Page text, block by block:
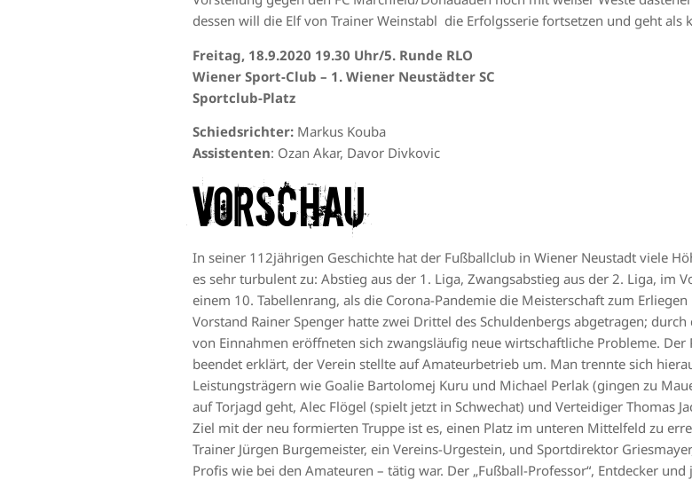
dessen will die Elf von Trainer Weinstabl die Erfolgsserie fortsetzen und geht als
Freitag, 18.9.2020 19.30 Uhr/5. Runde RLO
Wiener Sport-Club – 1. Wiener Neustädter SC
Sportclub-Platz
Schiedsrichter: Markus Kouba
Assistenten: Ozan Akar, Davor Divkovic
VORSCHAU
In seiner 112jährigen Geschichte hat der Fußballclub in Wiener Neustadt viele
es sehr turbulent zu: Abstieg aus der 1. Liga, Zwangsabstieg aus der 2. Liga, im
einem 10. Tabellenrang, als die Corona-Pandemie die Meisterschaft zum
Vorstand Rainer Spenger hatte zwei Drittel des Schuldenbergs abgetragen;
von Einnahmen eröffneten sich zwangsläufig neue wirtschaftliche Probleme.
beendet erklärt, der Verein stellte auf Amateurbetrieb um. Man trennte sich
Leistungsträgern wie Goalie Bartolomej Kuru und Michael Perlak (gingen zu
auf Torjagd geht, Alec Flögel (spielt jetzt in Schwechat) und Verteidiger Thomas
Ziel mit der neu formierten Truppe ist es, einen Platz im unteren Mittelfeld zu
Trainer Jürgen Burgemeister, ein Vereins-Urgestein, und Sportdirektor
Profis wie bei den Amateuren – tätig war. Der „Fußball-Professor“, Entdecker